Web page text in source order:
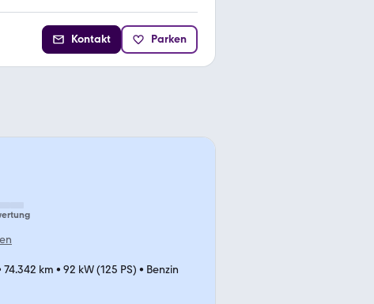
Kontakt Parken
74.342 km • 92 kW (125 PS) • Benzin